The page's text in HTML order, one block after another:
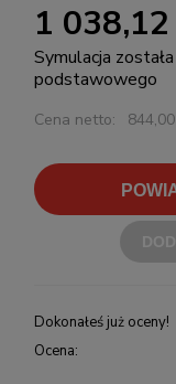
1 038,12
Symulacja
podstawowego
Cena netto: 844,00
Dokonałeś już oceny!
Ocena: